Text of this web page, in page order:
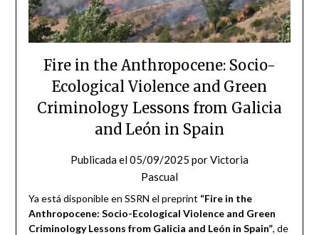
Fire in the Anthropocene: Socio-
Ecological Violence and Green
Criminology Lessons from Galicia
and León in Spain
Publicada el05/09/2025 porVictoria
Pascual
Ya está disponible en SSRN el preprint “Fire in the
Anthropocene: Socio-Ecological Violence and Green
Criminology Lessons from Galicia and León in Spain”, de